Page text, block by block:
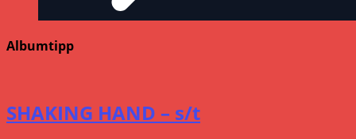
Albumtipp
SHAKING HAND – s/t